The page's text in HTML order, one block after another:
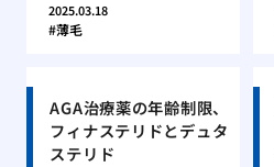
2025.03.18
薄毛
AGA治療薬の年齢制限、
フィナステリドとデュタ
ステリド